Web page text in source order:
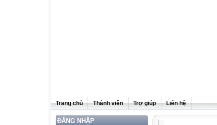
Trang chủ Thành viên Trợ giúp Liên hệ
ĐĂNG NHẬP